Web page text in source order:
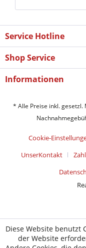
Service Hotline
Shop Service
Informationen
* Alle Preise inkl.
Cookie-
UnserKontakt
Diese Website benutzt
der Website